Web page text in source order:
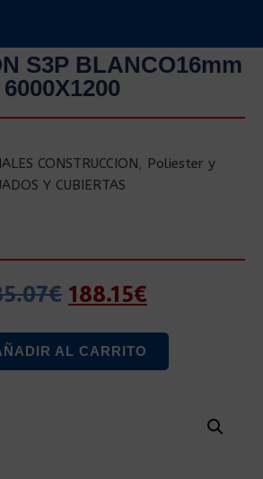
S3P BLANCO16mm
6000X1200
CONSTRUCCION, Poliester y
Y CUBIERTAS
€ 188.15€
AL CARRITO